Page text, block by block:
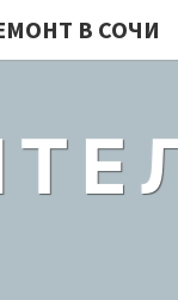
В СОЧИ